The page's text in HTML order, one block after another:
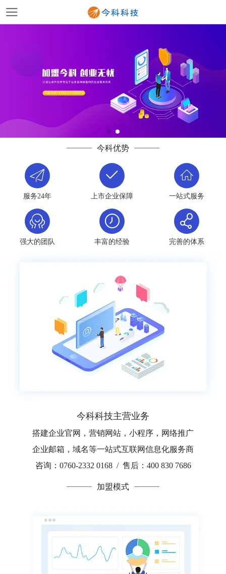
今科优势
服务24年 上市企业保障 一站式服务
强大的团队 丰富的经验 完善的体系
今科科技主营业务
搭建企业官网，营销网站，小程序，网络推广
企业邮箱，域名等一站式互联网信息化服务商
咨询：0760-2332 0168 / 售后：400 830 7686
加盟模式